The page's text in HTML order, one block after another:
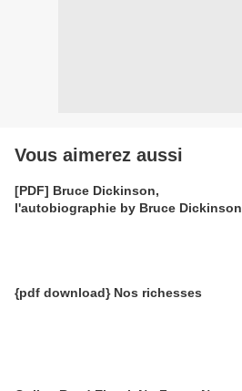
Vous aimerez aussi
[PDF] Bruce Dickinson,
l'autobiographie by Bruce Dickinson
{pdf download} Nos richesses